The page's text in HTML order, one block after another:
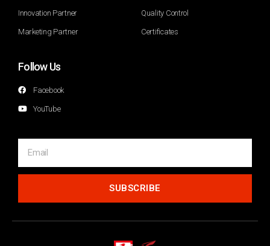
Innovation Partner
Marketing Partner
Quality Control
Certificates
Follow Us
Facebook
YouTube
SUBSCRIBE